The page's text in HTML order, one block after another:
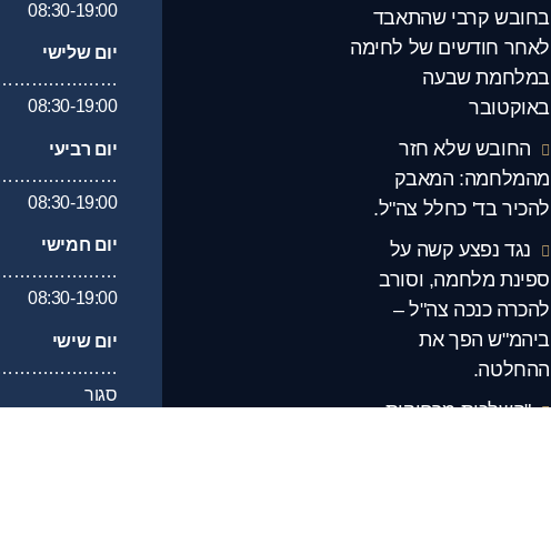
08:30-19:00
יום שלישי
08:30-19:00
יום רביעי
08:30-19:00
יום חמישי
08:30-19:00
יום שישי
סגור
בחובש קרבי שהתאבד
לאחר חודשים של לחימה
במלחמת שבעה
באוקטובר
החובש שלא חזר
מהמלחמה: המאבק
להכיר בד' כחלל צה"ל.
נגד נפצע קשה על
ספינת מלחמה, וסורב
להכרה כנכה צה"ל –
ביהמ"ש הפך את
ההחלטה.
"השלכות מרחיקות